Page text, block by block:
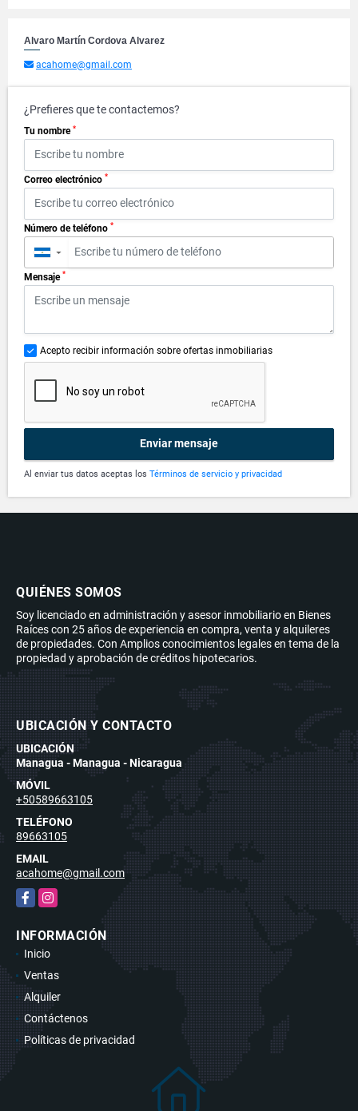
Alvaro Martín Cordova Alvarez
acahome@gmail.com
¿Prefieres que te contactemos?
Tu nombre *
Correo electrónico *
Número de teléfono *
▼
Mensaje *
Acepto recibir información sobre ofertas inmobiliarias
Enviar mensaje
Al enviar tus datos aceptas los Términos de servicio y privacidad
QUIÉNES SOMOS
Soy licenciado en administración y asesor inmobiliario en Bienes
Raíces con 25 años de experiencia en compra, venta y alquileres
de propiedades. Con Amplios conocimientos legales en tema de la
propiedad y aprobación de créditos hipotecarios.
UBICACIÓN Y CONTACTO
UBICACIÓN
Managua - Managua - Nicaragua
MÓVIL
+50589663105
TELÉFONO
89663105
EMAIL
acahome@gmail.com
FacebookInstagram
INFORMACIÓN
Inicio
Ventas
Alquiler
Contáctenos
Políticas de privacidad